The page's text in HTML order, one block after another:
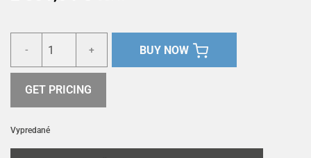
- + BUY NOW
GET PRICING
Vypredané